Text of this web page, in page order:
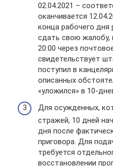
02.04.2021 –
оканчивается
конца рабочего дня
сдать свою жалобу,
20:00 через
свидетельствует
поступил в
описанных
«уложился» в 10-
Для осужденных,
стражей, 10 дней
дня после
приговора. Для
требуется
восстановлении